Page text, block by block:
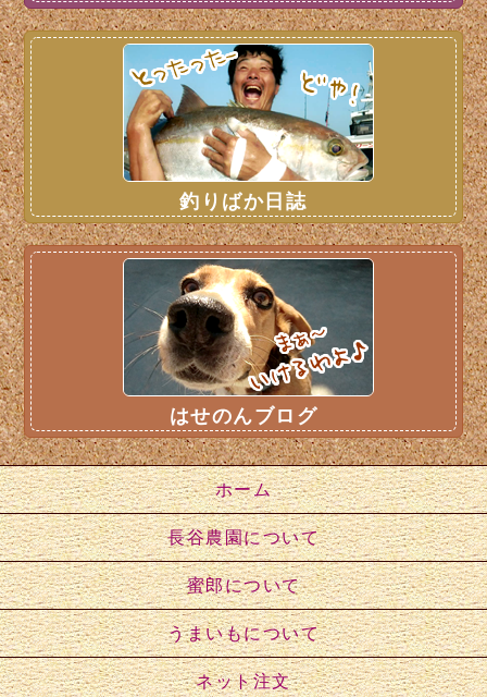
釣りばか日誌
はせのんブログ
ホーム
長谷農園について
蜜郎について
うまいもについて
ネット注文